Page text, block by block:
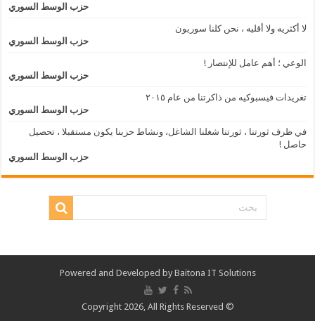
حزب الوسط السوري
لا أكثريه ولا أقليه ، نحن كلنا سوريون
حزب الوسط السوري
الوعي ؛ أهم عامل للإنتصار !
حزب الوسط السوري
تغريدات فيسبوكيه من ذاكرتنا من عام ٢٠١٥
حزب الوسط السوري
في ظرف ثورتنا ، ثورتنا شغلنا الشاغل، ونشاط حزبنا يكون مستقبلا ، تحصيل
حاصل !
حزب الوسط السوري
Powered and Developed by Baitona IT Solutions
© Copyright 2026, All Rights Reserved